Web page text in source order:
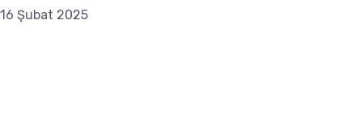
16 Şubat 2025